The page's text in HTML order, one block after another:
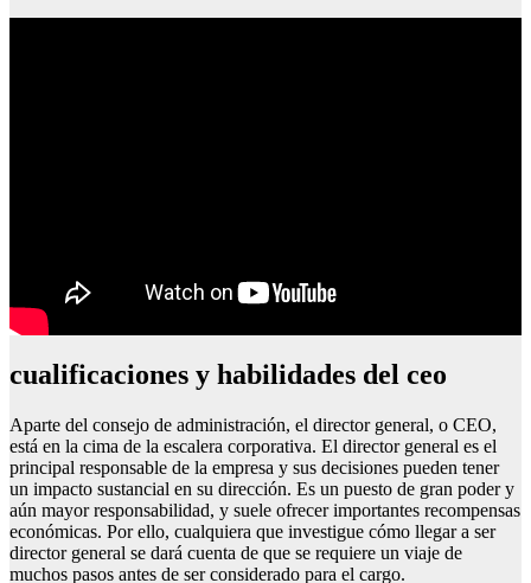
cualificaciones y habilidades del ceo
Aparte del consejo de administración, el director general, o CEO,
está en la cima de la escalera corporativa. El director general es el
principal responsable de la empresa y sus decisiones pueden tener
un impacto sustancial en su dirección. Es un puesto de gran poder y
aún mayor responsabilidad, y suele ofrecer importantes recompensas
económicas. Por ello, cualquiera que investigue cómo llegar a ser
director general se dará cuenta de que se requiere un viaje de
muchos pasos antes de ser considerado para el cargo.